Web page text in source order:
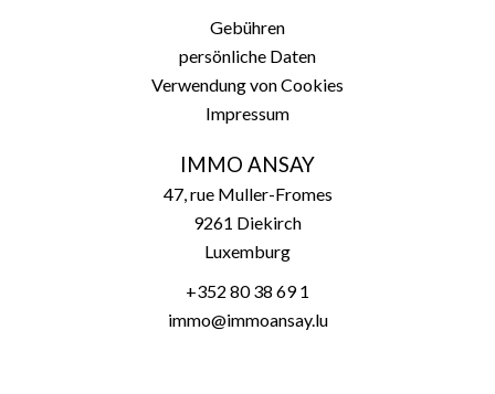
Gebühren
persönliche Daten
Verwendung von Cookies
Impressum
IMMO ANSAY
47, rue Muller-Fromes
9261 Diekirch
Luxemburg
+352 80 38 69 1
immo@immoansay.lu